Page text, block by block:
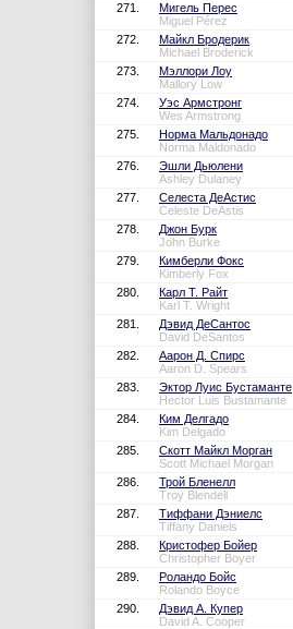
271.
Мигель Перес
Miguel Pérez
272.
Майкл Бродерик
Michael Broderick
273.
Мэллори Лоу
Mallory Low
274.
Уэс Армстронг
Wes Armstrong
275.
Норма Мальдонадо
Norma Maldonado
276.
Эшли Дьюлени
Ashley Dulaney
277.
Селеста ДеАстис
Celeste DeAstis
278.
Джон Бурк
John Burke
279.
Кимберли Фокс
Kimberly Fox
280.
Карл Т. Райт
Karl T. Wright
281.
Дэвид ДеСантос
David DeSantos
282.
Аарон Д. Спирс
Aaron D. Spears
283.
Эктор Луис Бустаманте
Hector Luis Bustamante
284.
Ким Делгадо
Kim Delgado
285.
Скотт Майкл Морган
Scott Michael Morgan
286.
Трой Бленелл
Troy Blendell
287.
Тиффани Дэниелс
Tiffany Daniels
288.
Кристофер Бойер
Christopher Boyer
289.
Роландо Бойс
Rolando Boyce
290.
Дэвид А. Купер
David A. Cooper